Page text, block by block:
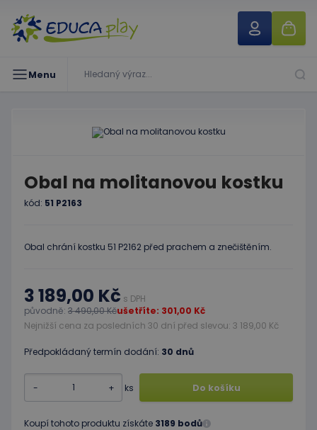
Menu
Obal na molitanovou kostku
kód: 51 P2163
Obal chrání kostku 51 P2162 před prachem a znečištěním.
3 189,00 Kč s DPH
původně: 3 490,00 Kčušetříte: 301,00 Kč
Nejnižší cena za posledních 30 dní před slevou: 3 189,00 Kč
Předpokládaný termín dodání: 30 dnů
- + ks Do košíku
Koupí tohoto produktu získáte 3189 bodů